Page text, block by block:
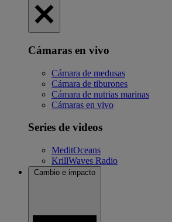
Cámaras en vivo
Cámara de medusas
Cámara de tiburones
Cámara de nutrias marinas
Cámaras en vivo
Series de videos
MeditOceans
KrillWaves Radio
Cambio e impacto